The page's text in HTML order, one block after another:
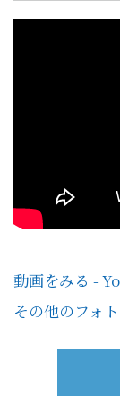
動画をみる -
その他のフォ